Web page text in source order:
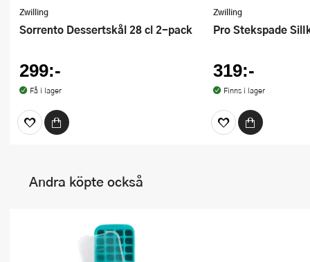
Zwilling
Sorrento Dessertskål 28 cl 2-pack
299:-
Få i lager
Zwilling
Pro Stekspade
319:-
Finns i lager
Andra köpte också